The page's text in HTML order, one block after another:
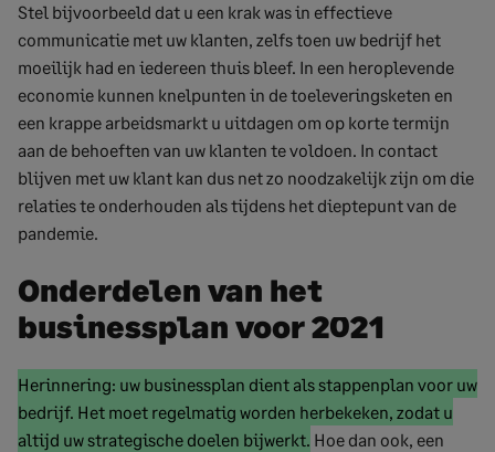
Stel bijvoorbeeld dat u een krak was in effectieve
communicatie met uw klanten, zelfs toen uw bedrijf het
moeilijk had en iedereen thuis bleef. In een heroplevende
economie kunnen knelpunten in de toeleveringsketen en
een krappe arbeidsmarkt u uitdagen om op korte termijn
aan de behoeften van uw klanten te voldoen. In contact
blijven met uw klant kan dus net zo noodzakelijk zijn om die
relaties te onderhouden als tijdens het dieptepunt van de
pandemie.
Onderdelen van het
businessplan voor 2021
Begin
gemarkeerde
tekst
Herinnering: uw businessplan dient als stappenplan voor uw
bedrijf. Het moet regelmatig worden herbekeken, zodat u
altijd uw strategische doelen bijwerkt. Gemarkeerde
Hoe dan ook, een